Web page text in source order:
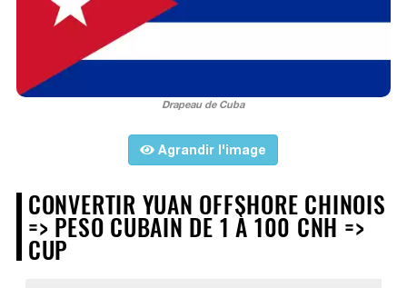
Drapeau de Cuba
Agrandir l'image
CONVERTIR YUAN OFFSHORE CHINOIS
=> PESO CUBAIN DE 1 À 100 CNH =>
CUP